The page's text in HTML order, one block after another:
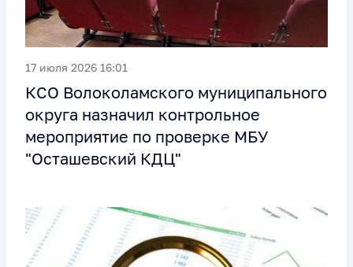
17 июля 2026 16:01
КСО Волоколамского муниципального
округа назначил контрольное
мероприятие по проверке МБУ
"Осташевский КДЦ"